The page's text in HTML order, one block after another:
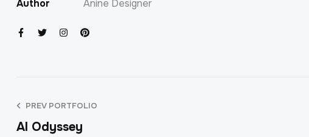
Author
Anine Designer
PREV PORTFOLIO
AI Odyssey